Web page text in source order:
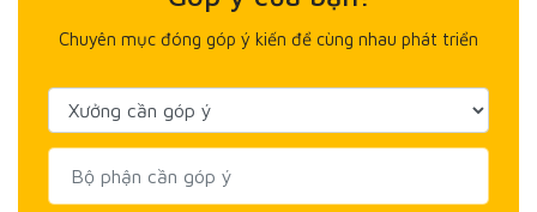
Chuyên mục đóng góp ý kiến để cùng nhau phát triển